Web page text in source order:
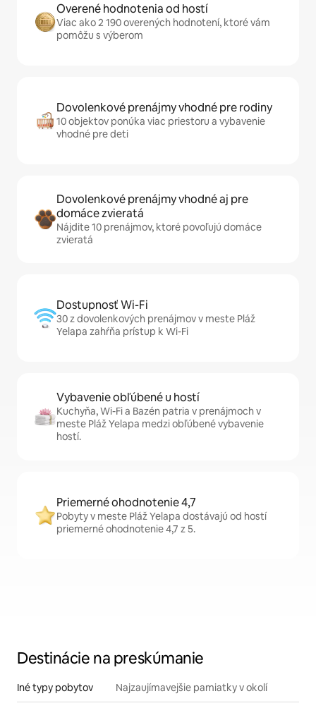
Overené hodnotenia od hostí
Viac ako 2 190 overených hodnotení, ktoré vám
pomôžu s výberom
Dovolenkové prenájmy vhodné pre rodiny
10 objektov ponúka viac priestoru a vybavenie
vhodné pre deti
Dovolenkové prenájmy vhodné aj pre
domáce zvieratá
Nájdite 10 prenájmov, ktoré povoľujú domáce
zvieratá
Dostupnosť Wi-Fi
30 z dovolenkových prenájmov v meste Pláž
Yelapa zahŕňa prístup k Wi-Fi
Vybavenie obľúbené u hostí
Kuchyňa, Wi-Fi a Bazén patria v prenájmoch v
meste Pláž Yelapa medzi obľúbené vybavenie
hostí.
Priemerné ohodnotenie 4,7
Pobyty v meste Pláž Yelapa dostávajú od hostí
priemerné ohodnotenie 4,7 z 5.
Destinácie na preskúmanie
Iné typy pobytov Najzaujímavejšie pamiatky v okolí